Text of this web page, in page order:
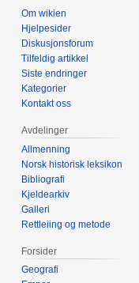
Om wikien
Hjelpesider
Diskusjonsforum
Tilfeldig artikkel
Siste endringer
Kategorier
Kontakt oss
Avdelinger
Allmenning
Norsk historisk leksikon
Bibliografi
Kjeldearkiv
Galleri
Rettleiing og metode
Forsider
Geografi